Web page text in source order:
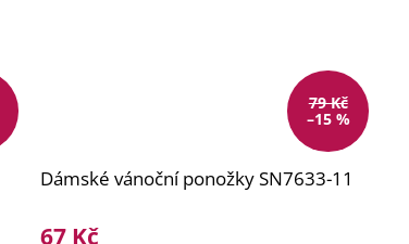
79 Kč
–15 %
Dámské vánoční ponožky SN7633-11
67 Kč